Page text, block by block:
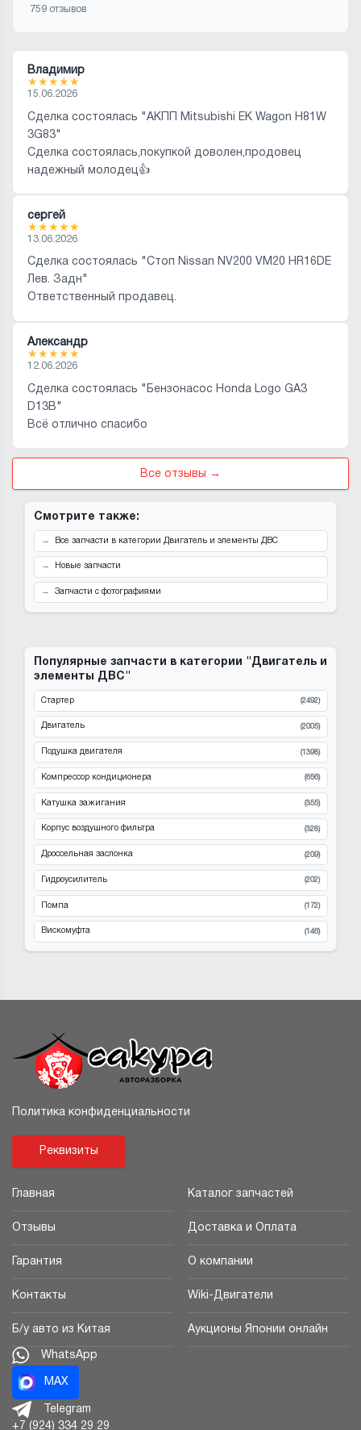
759 отзывов
Владимир
★★★★★
15.06.2026
Сделка состоялась "АКПП Mitsubishi EK Wagon H81W
3G83"
Сделка состоялась,покупкой доволен,продовец
надежный молодец👍
сергей
★★★★★
13.06.2026
Сделка состоялась "Стоп Nissan NV200 VM20 HR16DE
Лев. Задн"
Ответственный продавец.
Александр
★★★★★
12.06.2026
Сделка состоялась "Бензонасос Honda Logo GA3
D13B"
Всё отлично спасибо
Все отзывы →
Смотрите также:
Все запчасти в категории Двигатель и элементы ДВС
Новые запчасти
Запчасти с фотографиями
Популярные запчасти в категории "Двигатель и
элементы ДВС"
Стартер (2492)
Двигатель (2005)
Подушка двигателя (1398)
Компрессор кондиционера (656)
Катушка зажигания (355)
Корпус воздушного фильтра (328)
Дроссельная заслонка (209)
Гидроусилитель (202)
Помпа (172)
Вискомуфта (146)
Политика конфиденциальности
Реквизиты
Главная Каталог запчастей
Отзывы Доставка и Оплата
Гарантия О компании
Контакты Wiki-Двигатели
Б/у авто из Китая Аукционы Японии онлайн
WhatsApp
MAX
Telegram
+7 (924) 334 29 29